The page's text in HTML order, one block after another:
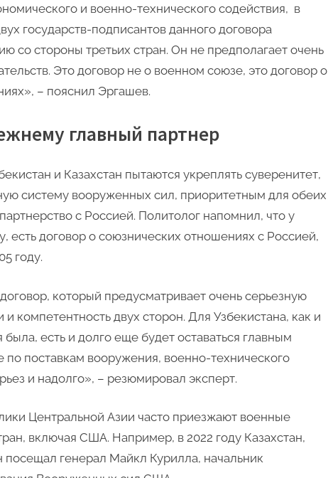
и военно-технического содействия, в
государств-подписантов данного договора
со стороны третьих стран. Он не предполагает очень
Это договор не о военном союзе, это договор о
– пояснил Эргашев.
главный партнер
и Казахстан пытаются укреплять суверенитет,
систему вооруженных сил, приоритетным для обеих
с Россией. Политолог напомнил, что у
есть договор о союзнических отношениях с Россией,
году.
который предусматривает очень серьезную
и компетентность двух сторон. Для Узбекистана, как и
была, есть и долго еще будет оставаться главным
по поставкам вооружения, военно-технического
и надолго», – резюмировал эксперт.
Центральной Азии часто приезжают военные
включая США. Например, в 2022 году Казахстан,
посещал генерал Майкл Курилла, начальник